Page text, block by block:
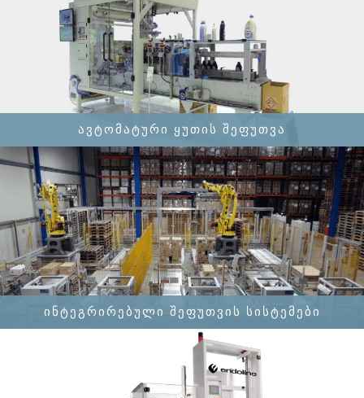
ᲐᲕᲢᲝᲛᲐᲢᲣᲠᲘ ᲧᲣᲗᲘᲡ ᲨᲔᲤᲣᲗᲕᲐ
ᲘᲜᲢᲔᲒᲠᲘᲠᲔᲑᲣᲚᲘ ᲨᲔᲤᲣᲗᲕᲘᲡ ᲡᲘᲡᲢᲔᲛᲔᲑᲘ